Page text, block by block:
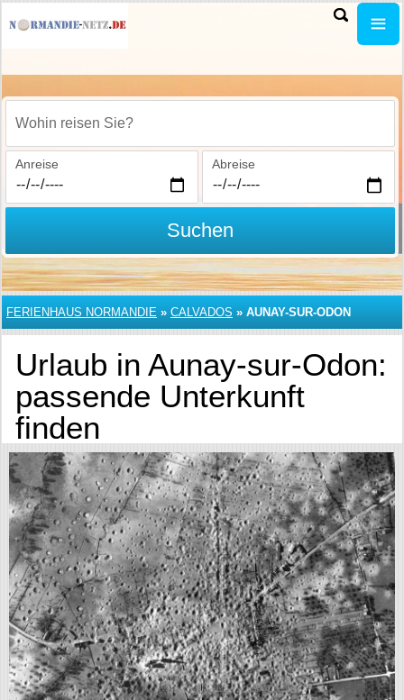
Wohin reisen Sie?
Anreise Abreise
Suchen
FERIENHAUS NORMANDIE » CALVADOS » AUNAY-SUR-ODON
Urlaub in Aunay-sur-Odon:
passende Unterkunft
finden